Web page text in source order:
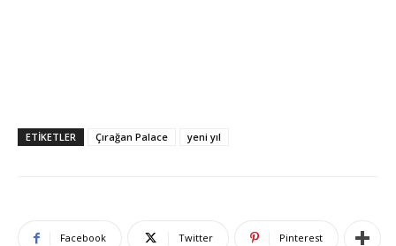
ETIKETLER Çırağan Palace yeni yıl
Facebook Twitter Pinterest